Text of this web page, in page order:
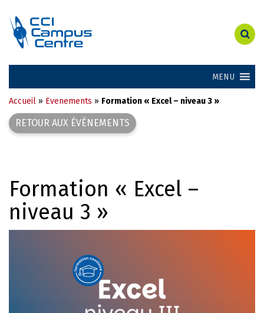
MENU
Accueil » Evenements » Formation « Excel – niveau 3 »
RETOUR AUX ÉVÉNEMENTS
Formation « Excel –
niveau 3 »